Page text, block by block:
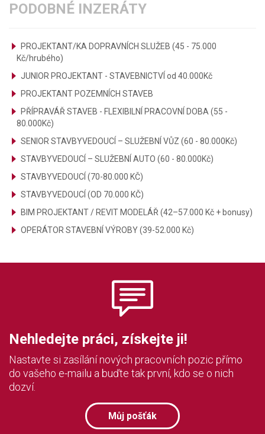
PODOBNÉ INZERÁTY
PROJEKTANT/KA DOPRAVNÍCH SLUŽEB (45 - 75.000
Kč/hrubého)
JUNIOR PROJEKTANT - STAVEBNICTVÍ od 40.000Kč
PROJEKTANT POZEMNÍCH STAVEB
PŘÍPRAVÁŘ STAVEB - FLEXIBILNÍ PRACOVNÍ DOBA (55 -
80.000Kč)
SENIOR STAVBYVEDOUCÍ – SLUŽEBNÍ VŮZ (60 - 80.000Kč)
STAVBYVEDOUCÍ – SLUŽEBNÍ AUTO (60 - 80.000Kč)
STAVBYVEDOUCÍ (70-80.000 KČ)
STAVBYVEDOUCÍ (OD 70.000 KČ)
BIM PROJEKTANT / REVIT MODELÁŘ (42–57.000 Kč + bonusy)
OPERÁTOR STAVEBNÍ VÝROBY (39-52.000 Kč)
Nehledejte práci, získejte ji!
Nastavte si zasílání nových pracovních pozic přímo
do vašeho e-mailu a buďte tak první, kdo se o nich
dozví.
Můj pošťák